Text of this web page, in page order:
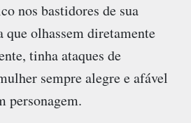
nos bastidores de sua
que olhassem diretamente
tinha ataques de
sempre alegre e afável
personagem.